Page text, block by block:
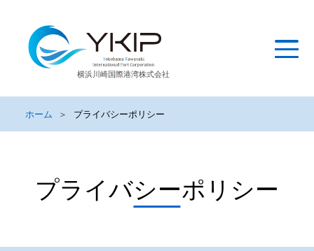
横浜川崎国際港湾株式会社
ホーム ＞ プライバシーポリシー
プライバシーポリシー